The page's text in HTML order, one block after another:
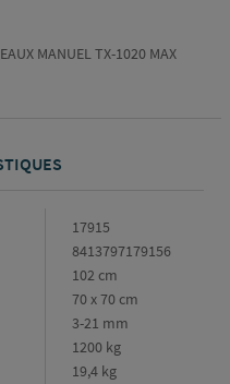
MANUEL TX-1020 MAX
17915
8413797179156
102 cm
70 x 70 cm
3-21 mm
1200 kg
19,4 kg